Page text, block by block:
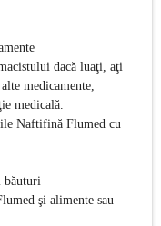
dacă luaţi, aţi
medicamente,
medicală.
Naftifină Flumed cu
băuturi
şi alimente sau